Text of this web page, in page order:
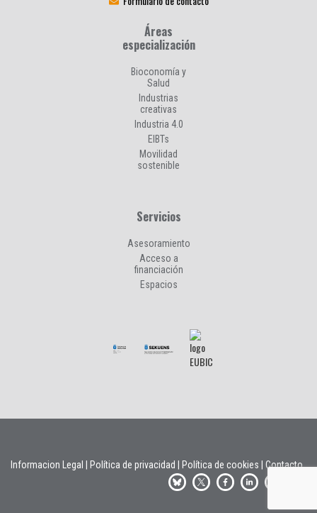
Áreas
especialización
Bioconomía y
Salud
Industrias
creativas
Industria 4.0
EIBTs
Movilidad
sostenible
Servicios
Asesoramiento
Acceso a
financiación
Espacios
Informacion Legal | Política de privacidad | Política de cookies | Contacto